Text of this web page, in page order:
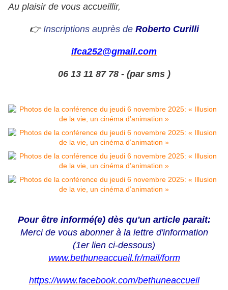
Au plaisir de vous accueillir,
👉Inscriptions auprès de Roberto Curilli
ifca252@gmail.com
06 13 11 87 78 - (par sms )
Pour être informé(e) dès qu'un article parait:
Merci de vous abonner à la lettre d'information
(1er lien ci-dessous)
www.bethuneaccueil.fr/mail/form
https://www.facebook.com/bethuneaccueil